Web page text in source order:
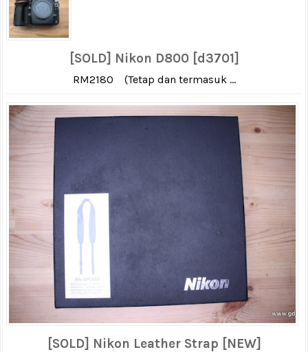
[SOLD] Nikon D800 [d3701]
RM2180 (Tetap dan termasuk ...
[SOLD] Nikon Leather Strap [NEW]